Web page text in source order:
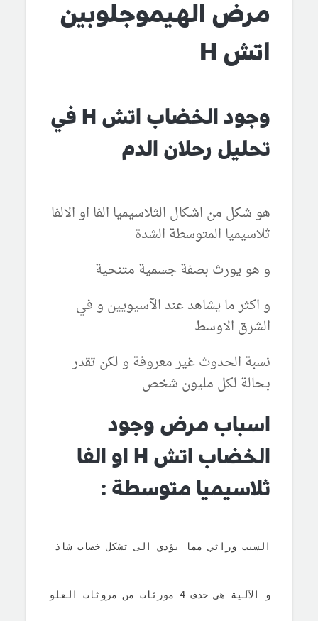
مرض الهيموجلوبين
اتش H
وجود الخضاب اتش H في
تحليل رحلان الدم
هو شكل من اشكال الثلاسيميا الفا او الالفا
ثلاسيميا المتوسطة الشدة
و هو يورث بصفة جسمية متنحية
و اكثر ما يشاهد عند الآسيويين و في
الشرق الاوسط
نسبة الحدوث غير معروفة و لكن تقدر
بـحالة لكل مليون شخص
اسباب مرض وجود
الخضاب اتش H او الفا
ثلاسيميا متوسطة :
السبب وراثي مما يؤدي الى تشكل خضاب شاذ غير
و الآلية هي حذف 4 مورثات من مروثات الغلوبين –α